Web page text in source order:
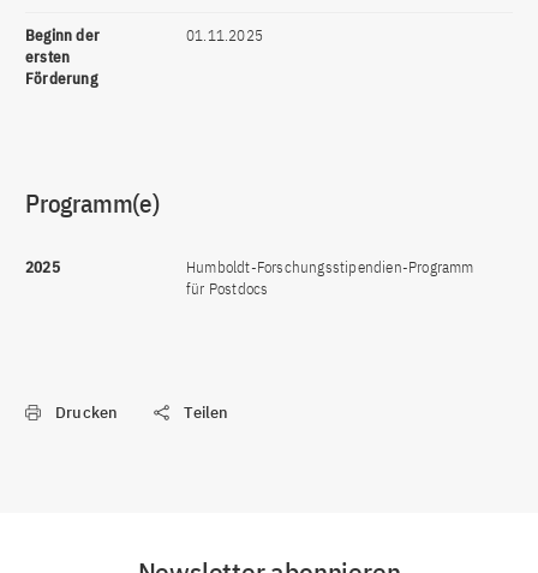
Beginn der
ersten
Förderung
01.11.2025
Programm(e)
2025
Humboldt-Forschungsstipendien-Programm
für Postdocs
Drucken Teilen